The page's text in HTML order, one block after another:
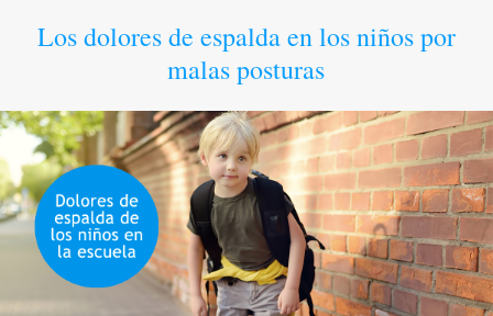
Los dolores de espalda en los niños por
malas posturas